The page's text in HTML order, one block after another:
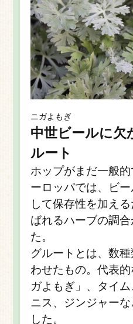
ニガよもぎ
中世ビールに
ルート
ホップがまだ一般
ーロッパでは、ビ
して保存性を加え
ばれるハーブの調
た。
グルートとは、数
わせたもの。代表
ガよもぎ」、タイ
ニス、ジンジャー
した。